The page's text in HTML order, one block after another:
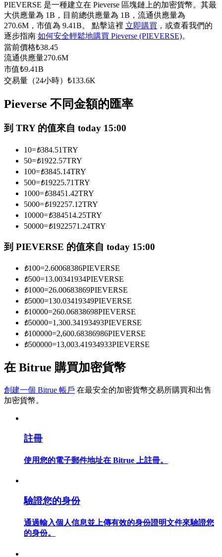
跟單
與頂尖交易專家同行
成為跟單交易員
坐享盈利分成和跟單分傭
合約資訊
包含交易情況等的大數據分析
合約功能使用指南
PIEVERSE 是一種建立在 Pieverse 區塊鏈上的加密貨幣。其最
大供應量為 1B，目前總供應量為 1B，流通供應量為
270.6M，市值為 9.41B。 點擊這裡 立即購買 ，或查看我們的
逐步指南 如何安全輕鬆地購買 Pieverse (PIEVERSE)。
當前價格₺38.45
流通供應量270.6M
市值₺9.41B
交易量（24小時） ₺133.6K
Pieverse 不同金額的匯率
到 TRY 的值來自 today 15:00
10=₺384.51TRY
50=₺1922.57TRY
100=₺3845.14TRY
500=₺19225.71TRY
1000=₺38451.42TRY
5000=₺192257.12TRY
10000=₺384514.25TRY
50000=₺1922571.24TRY
到 PIEVERSE 的值來自 today 15:00
₺100=2.60068386PIEVERSE
₺500=13.00341934PIEVERSE
₺1000=26.00683869PIEVERSE
₺5000=130.03419349PIEVERSE
₺10000=260.06838698PIEVERSE
₺50000=1,300.34193493PIEVERSE
₺100000=2,600.68386986PIEVERSE
₺500000=13,003.41934933PIEVERSE
在 Bitrue 購買加密貨幣
創建一個 Bitrue 帳戶 在最安全的加密貨幣交易所購買和出售
加密貨幣。
註冊
使用您的電子郵件地址在 Bitrue 上註冊。
驗證您的身份
通過輸入個人信息並上傳有效的身份證明文件來驗證您
的身份。